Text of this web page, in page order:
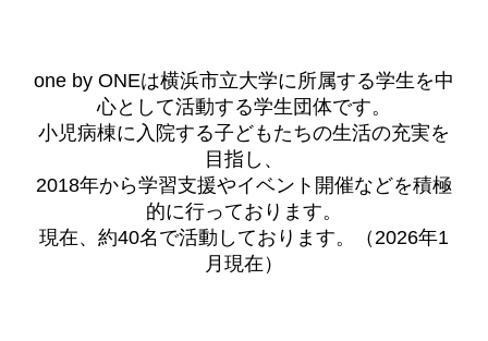
one by ONEは横浜市立大学に所属する学生を中
心として活動する学生団体です。
小児病棟に入院する子どもたちの生活の充実を
目指し、
2018年から学習支援やイベント開催などを積極
的に行っております。
現在、約40名で活動しております。（2026年1
月現在）